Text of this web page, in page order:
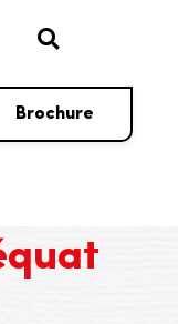
Brochure